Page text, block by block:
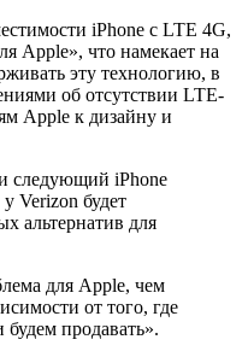
iPhone с LTE 4G,
Apple», что намекает на
эту технологию, в
об отсутствии LTE-
Apple к дизайну и
следующий iPhone
Verizon будет
альтернатив для
для Apple, чем
от того, где
продавать».